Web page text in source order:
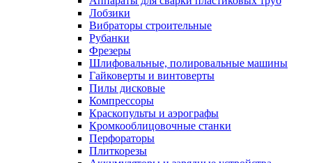
Лобзики
Вибраторы строительные
Рубанки
Фрезеры
Шлифовальные, полировальные машины
Гайковерты и винтоверты
Пилы дисковые
Компрессоры
Краскопульты и аэрографы
Кромкооблицовочные станки
Перфораторы
Плиткорезы